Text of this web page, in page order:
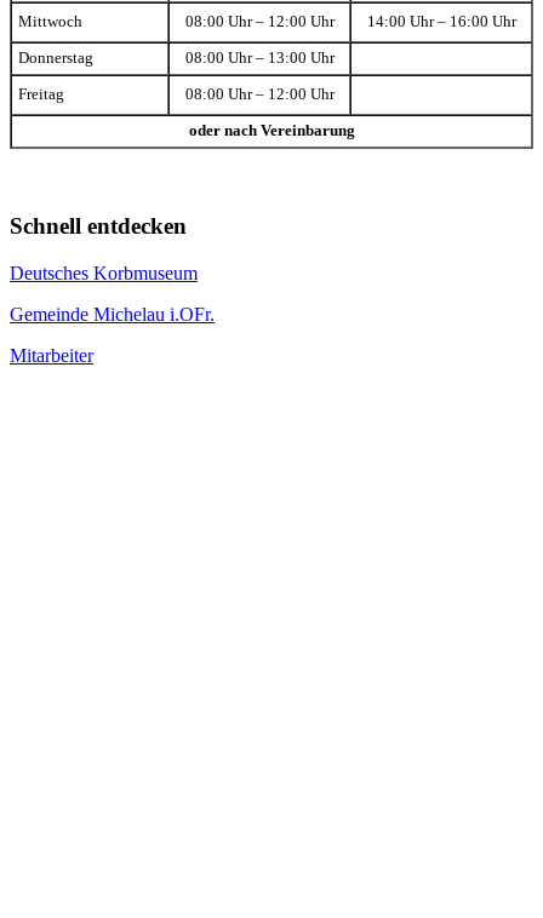
Mittwoch 08:00 Uhr – 12:00 Uhr 14:00 Uhr – 16:00 Uhr
Donnerstag 08:00 Uhr – 13:00 Uhr
Freitag 08:00 Uhr – 12:00 Uhr
oder nach Vereinbarung
Schnell entdecken
Deutsches Korbmuseum
Gemeinde Michelau i.OFr.
Mitarbeiter